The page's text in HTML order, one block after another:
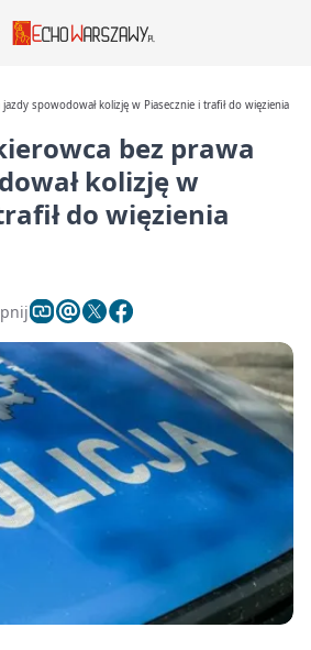
spowodował kolizję w Piasecznie i trafił do więzienia
bez prawa
kolizję w
do więzienia